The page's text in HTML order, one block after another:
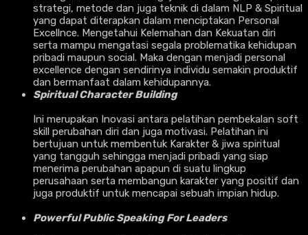
strategi, metode dan juga teknik di dalam NLP & Spiritual
yang dapat diterapkan dalam menciptakan Personal
Excellnce. Mengetahui Kelemahan dan Kekuatan diri
serta mampu mengatasi segala problematika kehidupan
pribadi maupun social. Maka dengan menjadi personal
excellence dengan sendirinya individu semakin produktif
dan bermanfaat dalam kehidupannya.
Spiritual Character Building
Ini merupakan Inovasi antara pelatihan pembekalan soft
skill perubahan diri dan juga motivasi. Pelatihan ini
bertujuan untuk membentuk Karakter & jiwa spiritual
yang tangguh sehingga menjadi pribadi yang siap
menerima perubahan apapun di suatu lingkup
perusahaan serta membangun karakter yang positif dan
juga produktif untuk mencapai sebuah impian hidup.
Powerful Public Speaking For Leaders